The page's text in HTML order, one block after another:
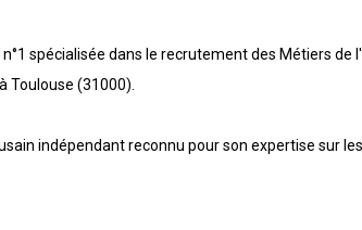
spécialisée dans le recrutement des Métiers
Toulouse (31000).
indépendant reconnu pour son expertise sur